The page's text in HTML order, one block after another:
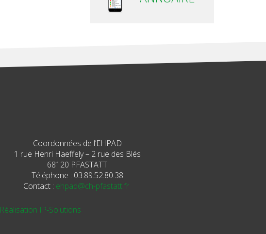
Coordonnées de l’EHPAD
1 rue Henri Haeffely – 2 rue des Blés
68120 PFASTATT
Téléphone : 03.89.52.80.38
Contact : ehpad@ch-pfastatt.fr
Réalisation IP-Solutions